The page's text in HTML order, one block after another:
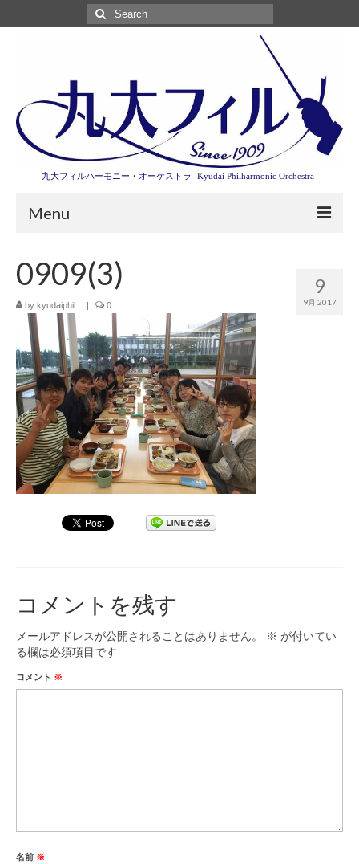
Search
for:
九大フィルハーモニー・オーケストラ -Kyudai Philharmonic Orchestra-
Menu
演奏会情報
卒業記念演奏会2027
九大フィルとは
九大フィルの歴史
ご寄付のお願い
演奏会の歴史
出張演奏
九大フィル特集ページ
9
9月 2017
0909(3)
by kyudaiphil 0
コメントを残す
メールアドレスが公開されることはありません。 ※ が付いてい
る欄は必須項目です
コメント ※
名前 ※